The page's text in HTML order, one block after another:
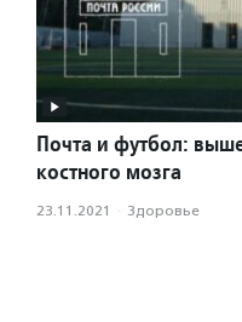
Почта и футбол:
костного мозга
23.11.2021 · Здоровье